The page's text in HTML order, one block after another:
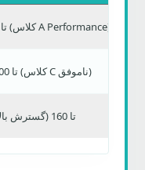
15 تا 20 (کلاس A Performance)
150 تا 200 (کلاس C ناموفق)
120 تا 160 (گسترش بالا)